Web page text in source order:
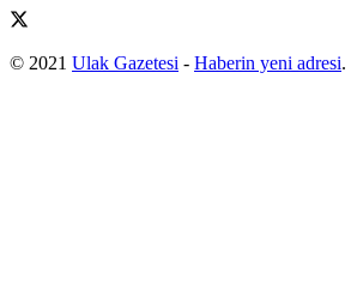
© 2021 Ulak Gazetesi - Haberin yeni adresi.